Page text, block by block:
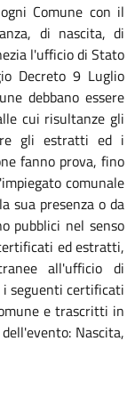
Comune con il
di nascita, di
l'ufficio di Stato
Decreto 9 Luglio
debbano essere
cui risultanze gli
gli estratti ed i
fanno prova, fino
comunale
sua presenza o da
pubblici nel senso
ed estratti,
all'ufficio di
seguenti certificati
e trascritti in
Nascita,